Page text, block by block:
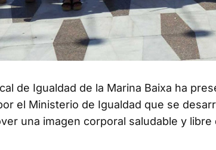
de Igualdad de la Marina Baixa ha
el Ministerio de Igualdad que se
una imagen corporal saludable y